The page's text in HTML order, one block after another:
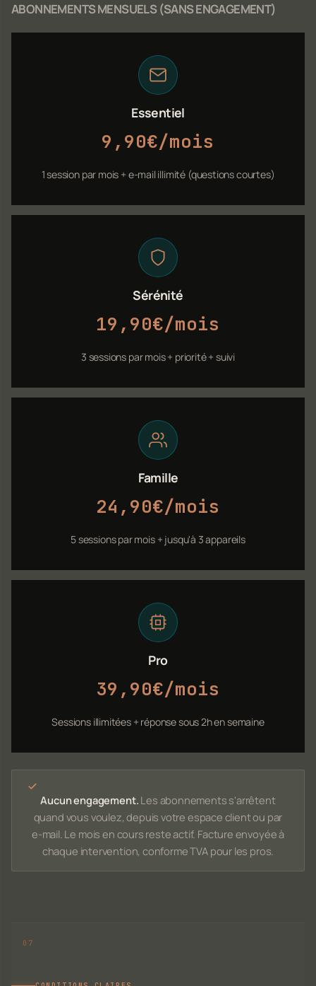
ABONNEMENTS MENSUELS (SANS ENGAGEMENT)
Essentiel
9,90€/mois
1 session par mois + e-mail illimité (questions courtes)
Sérénité
19,90€/mois
3 sessions par mois + priorité + suivi
Famille
24,90€/mois
5 sessions par mois + jusqu'à 3 appareils
Pro
39,90€/mois
Sessions illimitées + réponse sous 2h en semaine
Aucun engagement. Les abonnements s'arrêtent
quand vous voulez, depuis votre espace client ou par
e-mail. Le mois en cours reste actif. Facture envoyée à
chaque intervention, conforme TVA pour les pros.